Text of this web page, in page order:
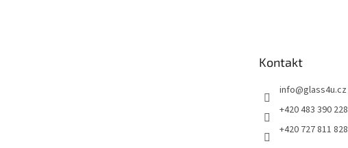
Kontakt
info@glass4u.cz
+420 483 390 228
+420 727 811 828